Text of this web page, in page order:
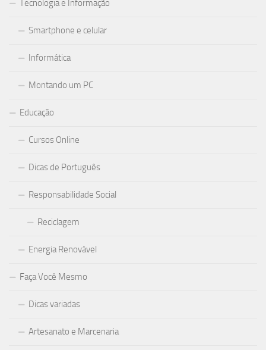
Tecnologia e Informação
Smartphone e celular
Informática
Montando um PC
Educação
Cursos Online
Dicas de Português
Responsabilidade Social
Reciclagem
Energia Renovável
Faça Você Mesmo
Dicas variadas
Artesanato e Marcenaria